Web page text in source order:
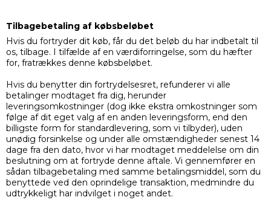
Tilbagebetaling af købsbeløbet
Hvis du fortryder dit køb, får du det beløb du har indbetalt til
os, tilbage. I tilfælde af en værdiforringelse, som du hæfter
for, fratrækkes denne købsbeløbet.
Hvis du benytter din fortrydelsesret, refunderer vi alle
betalinger modtaget fra dig, herunder
leveringsomkostninger (dog ikke ekstra omkostninger som
følge af dit eget valg af en anden leveringsform, end den
billigste form for standardlevering, som vi tilbyder), uden
unødig forsinkelse og under alle omstændigheder senest 14
dage fra den dato, hvor vi har modtaget meddelelse om din
beslutning om at fortryde denne aftale. Vi gennemfører en
sådan tilbagebetaling med samme betalingsmiddel, som du
benyttede ved den oprindelige transaktion, medmindre du
udtrykkeligt har indvilget i noget andet.